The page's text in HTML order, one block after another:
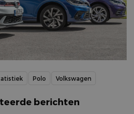
Polo Volkswagen
berichten